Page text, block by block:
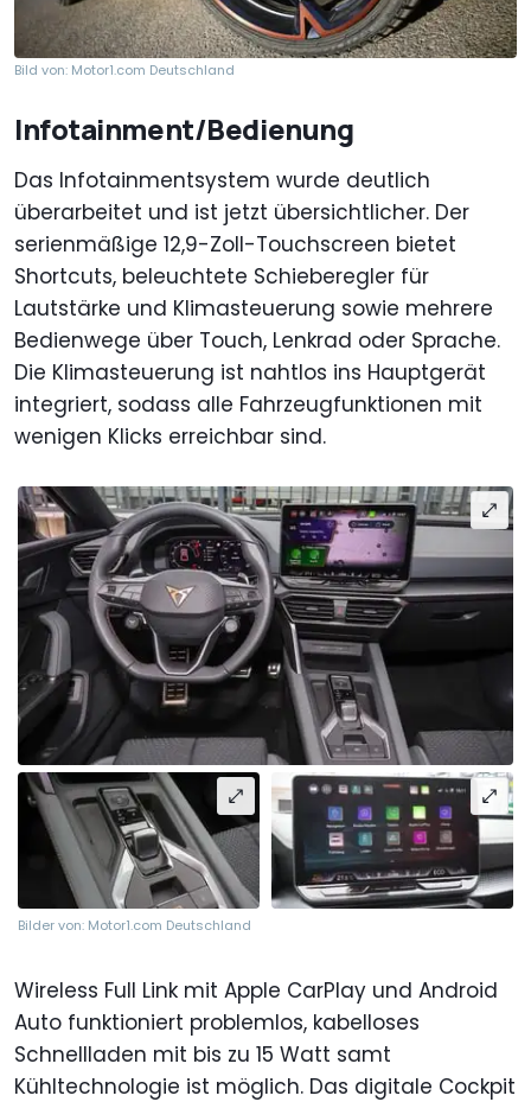
Bild von: Motor1.com Deutschland
Infotainment/Bedienung
Das Infotainmentsystem wurde deutlich
überarbeitet und ist jetzt übersichtlicher. Der
serienmäßige 12,9-Zoll-Touchscreen bietet
Shortcuts, beleuchtete Schieberegler für
Lautstärke und Klimasteuerung sowie mehrere
Bedienwege über Touch, Lenkrad oder Sprache.
Die Klimasteuerung ist nahtlos ins Hauptgerät
integriert, sodass alle Fahrzeugfunktionen mit
wenigen Klicks erreichbar sind.
Bilder von: Motor1.com Deutschland
Wireless Full Link mit Apple CarPlay und Android
Auto funktioniert problemlos, kabelloses
Schnellladen mit bis zu 15 Watt samt
Kühltechnologie ist möglich. Das digitale Cockpit